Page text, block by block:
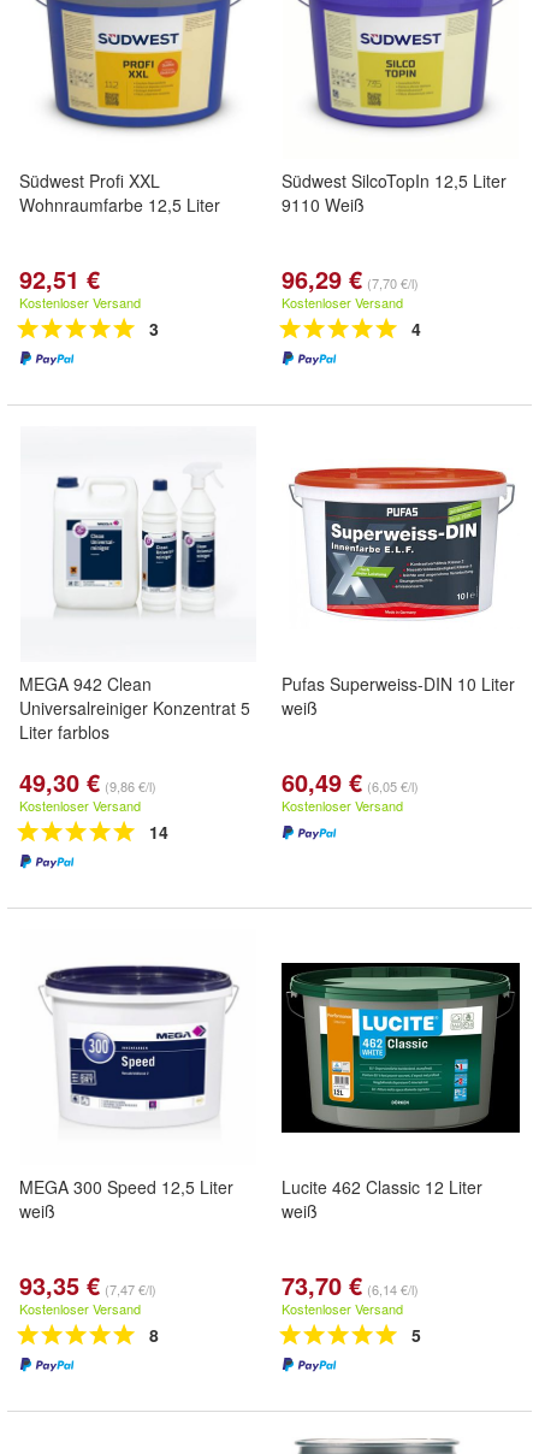
Südwest Profi XXL
Wohnraumfarbe 12,5 Liter
92,51 €
Kostenloser Versand
3
Südwest SilcoTopIn 12,5 Liter
9110 Weiß
96,29 € (7,70 €/l)
Kostenloser Versand
4
MEGA 942 Clean
Universalreiniger Konzentrat 5
Liter farblos
49,30 € (9,86 €/l)
Kostenloser Versand
14
Pufas Superweiss-DIN 10 Liter
weiß
60,49 € (6,05 €/l)
Kostenloser Versand
MEGA 300 Speed 12,5 Liter
weiß
93,35 € (7,47 €/l)
Kostenloser Versand
8
Lucite 462 Classic 12 Liter
weiß
73,70 € (6,14 €/l)
Kostenloser Versand
5